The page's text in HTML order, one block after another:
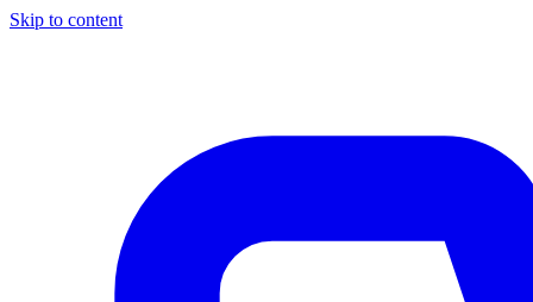
Skip to content